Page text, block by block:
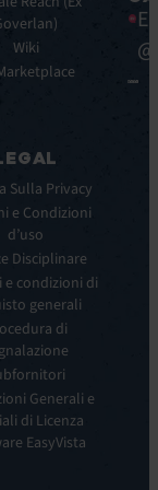
Wiki
Sulla Privacy
e Condizioni
d’uso
Disciplinare
e condizioni di
generali
di
Generali e
di Licenza
EasyVista